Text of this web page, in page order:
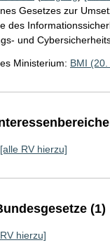
Gesetzes zur
des
und
Ministerium: BMI (20.
[alle RV hierzu]
(1)
hierzu]